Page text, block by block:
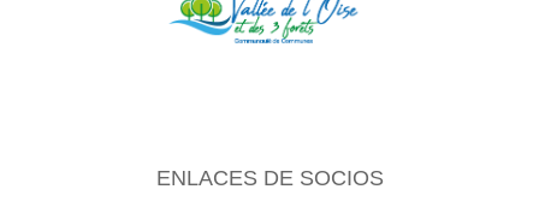
ENLACES DE SOCIOS